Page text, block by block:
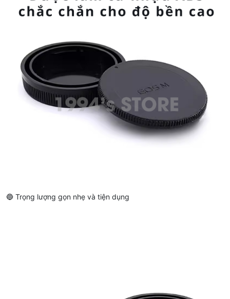
🔵 Trọng lượng gọn nhẹ và tiện dụng